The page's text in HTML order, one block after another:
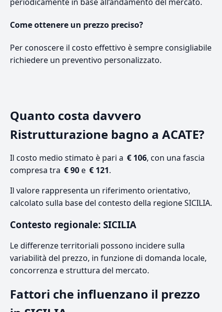
Come ottenere un prezzo preciso?
Per conoscere il costo effettivo è sempre consigliabile
richiedere un preventivo personalizzato.
Quanto costa davvero
Ristrutturazione bagno a ACATE?
Il costo medio stimato è pari a € 106, con una fascia
compresa tra € 90e € 121.
Il valore rappresenta un riferimento orientativo,
calcolato sulla base del contesto della regione SICILIA.
Contesto regionale: SICILIA
Le differenze territoriali possono incidere sulla
variabilità del prezzo, in funzione di domanda locale,
concorrenza e struttura del mercato.
Fattori che influenzano il prezzo